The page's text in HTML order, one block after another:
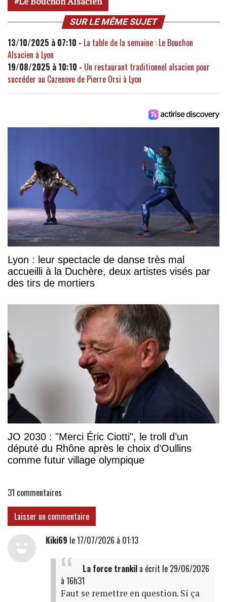
SUR LE MÊME SUJET
13/10/2025 à 07:10 - La table de la semaine : Le Bouchon
Alsacien à Lyon
19/08/2025 à 10:10 - Un restaurant traditionnel alsacien pour
succéder au Cazenove de Pierre Orsi à Lyon
Lyon : leur spectacle de danse très mal
accueilli à la Duchère, deux artistes visés par
des tirs de mortiers
JO 2030 : "Merci Éric Ciotti", le troll d’un
député du Rhône après le choix d’Oullins
comme futur village olympique
31 commentaires
Laisser un commentaire
Kiki69 le 17/07/2026 à 01:13
La force trankila écrit le 29/06/2026
à 16h31
Faut se remettre en question. Si ça